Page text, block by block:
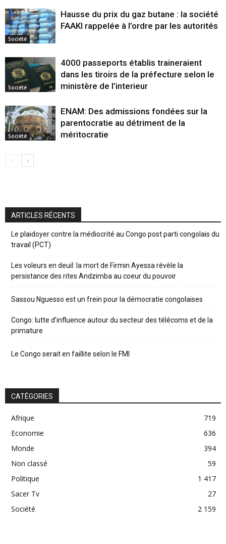
Société
Hausse du prix du gaz butane : la société
FAAKI rappelée à l’ordre par les autorités
Société
4000 passeports établis traineraient
dans les tiroirs de la préfecture selon le
ministère de l’interieur
Société
ENAM: Des admissions fondées sur la
parentocratie au détriment de la
méritocratie
ARTICLES RÉCENTS
Le plaidoyer contre la médiocrité au Congo post parti congolais du
travail (PCT)
Les voleurs en deuil: la mort de Firmin Ayessa révèle la
persistance des rites Andzimba au coeur du pouvoir
Sassou Nguesso est un frein pour la démocratie congolaises
Congo: lutte d’influence autour du secteur des télécoms et de la
primature
Le Congo serait en faillite selon le FMI
CATÉGORIES
Afrique
719
Economie
636
Monde
394
Non classé
59
Politique
1 417
Sacer Tv
27
Société
2 159